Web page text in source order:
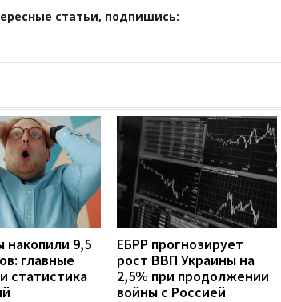
статьи, подпишись:
накопили 9,5
главные
статистика
ЕБРР прогнозирует
рост ВВП Украины на
2,5% при продолжении
войны с Россией